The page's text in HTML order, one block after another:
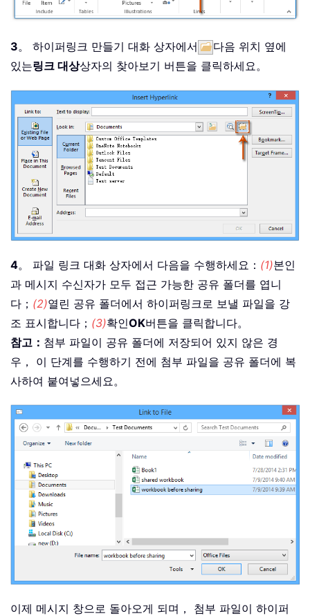
3。 하이퍼링크 만들기 대화 상자에서
다음 위치 옆에
있는링크 대상상자의 찾아보기 버튼을 클릭하세요。
4。 파일 링크 대화 상자에서 다음을 수행하세요： (1)본인
과 메시지 수신자가 모두 접근 가능한 공유 폴더를 엽니
다； (2)열린 공유 폴더에서 하이퍼링크로 보낼 파일을 강
조 표시합니다； (3)확인OK버튼을 클릭합니다。
참고： 첨부 파일이 공유 폴더에 저장되어 있지 않은 경
우， 이 단계를 수행하기 전에 첨부 파일을 공유 폴더에 복
사하여 붙여넣으세요。
이제 메시지 창으로 돌아오게 되며， 첨부 파일이 하이퍼